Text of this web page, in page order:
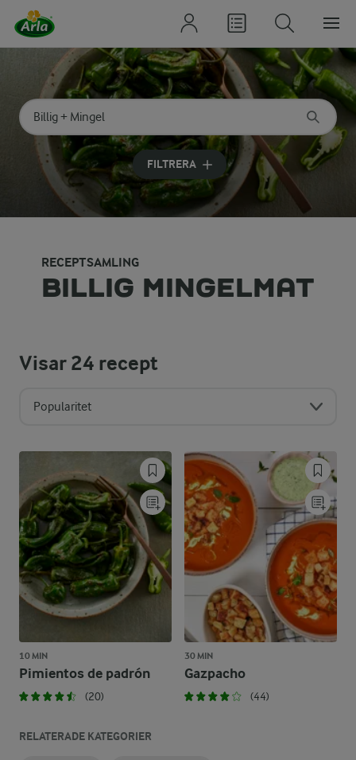
Sök på kategori eller ingrediens
Skriv in sökord för att få förslag
FILTRERA
RECEPTSAMLING
BILLIG MINGELMAT
Visar24 recept
Popularitet
10 MIN
Pimientos de padrón
(20)
30 MIN
Gazpacho
(44)
RELATERADE KATEGORIER